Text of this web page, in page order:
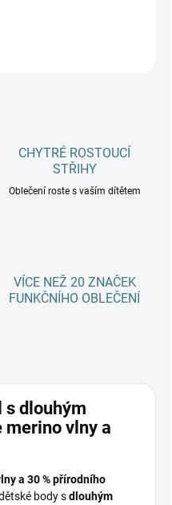
CHYTRÉ ROSTOUCÍ
STŘIHY
Oblečení roste s vaším dítětem
VÍCE NEŽ 20 ZNAČEK
FUNKČNÍHO OBLEČENÍ
s dlouhým
merino vlny a
a 30 % přírodního
body sdlouhým